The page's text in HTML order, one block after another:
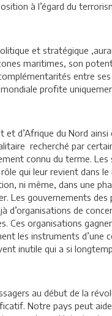
à l’égard du
et stratégique
maritimes, son
entre
mondiale profite
et d’Afrique du Nord
recherché par
connu du terme.
qui leur revient dans
ni même, dans une
Les gouvernements
d’organisations de
Ces organisations
les instruments
inutile qui a si
au début de la
Notre pays peut